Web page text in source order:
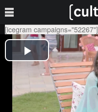
[icegram campaigns="52267"]